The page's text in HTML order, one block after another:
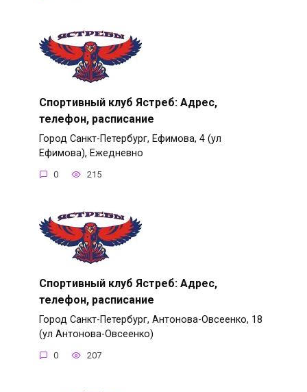
Спортивный клуб Ястреб: Адрес,
телефон, расписание
Город Санкт-Петербург, Ефимова, 4 (ул
Ефимова), Ежедневно
0 215
Спортивный клуб Ястреб: Адрес,
телефон, расписание
Город Санкт-Петербург, Антонова-Овсеенко, 18
(ул Антонова-Овсеенко)
0 207